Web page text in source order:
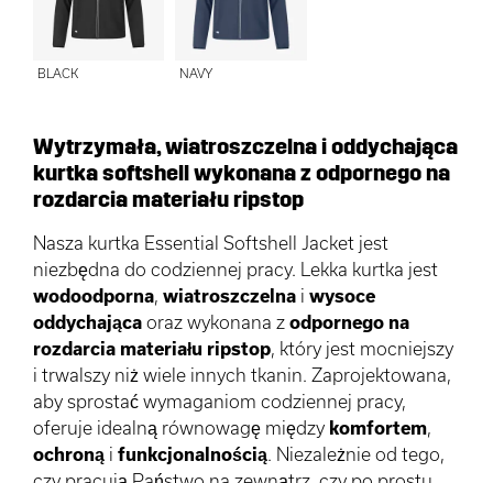
BLACK NAVY
Wytrzymała, wiatroszczelna i oddychająca
kurtka softshell wykonana z odpornego na
rozdarcia materiału ripstop
Nasza kurtka Essential Softshell Jacket jest
niezbędna do codziennej pracy. Lekka kurtka jest
wodoodporna, wiatroszczelna i wysoce
oddychająca oraz wykonana z odpornego na
rozdarcia materiału ripstop, który jest mocniejszy
i trwalszy niż wiele innych tkanin. Zaprojektowana,
aby sprostać wymaganiom codziennej pracy,
oferuje idealną równowagę między komfortem,
ochroną i funkcjonalnością. Niezależnie od tego,